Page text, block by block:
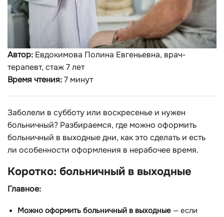
Автор: Евдокимова Полина Евгеньевна, врач-
терапевт, стаж 7 лет
Время чтения:7 минут
Заболели в субботу или воскресенье и нужен
больничный? Разбираемся, где можно оформить
больничный в выходные дни, как это сделать и есть
ли особенности оформления в нерабочее время.
Коротко: больничный в выходные
Главное:
Можно оформить больничный в выходные — если